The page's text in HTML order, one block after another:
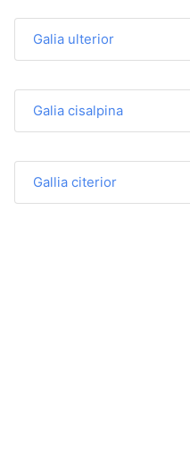
Galia ulterior
Galia cisalpina
Gallia citerior